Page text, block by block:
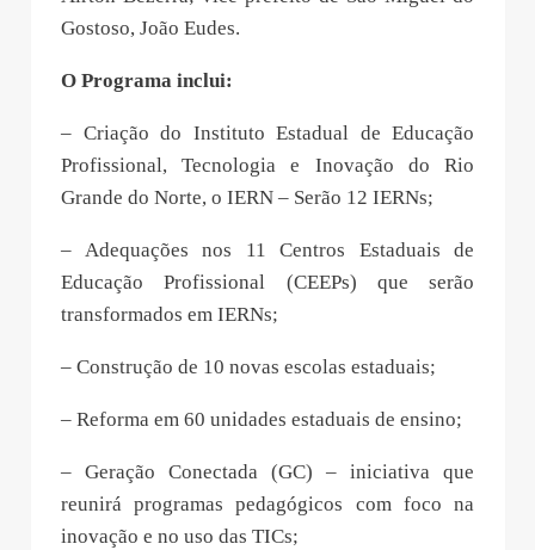
Gostoso, João Eudes.
O Programa inclui:
– Criação do Instituto Estadual de Educação
Profissional, Tecnologia e Inovação do Rio
Grande do Norte, o IERN – Serão 12 IERNs;
– Adequações nos 11 Centros Estaduais de
Educação Profissional (CEEPs) que serão
transformados em IERNs;
– Construção de 10 novas escolas estaduais;
– Reforma em 60 unidades estaduais de ensino;
– Geração Conectada (GC) – iniciativa que
reunirá programas pedagógicos com foco na
inovação e no uso das TICs;